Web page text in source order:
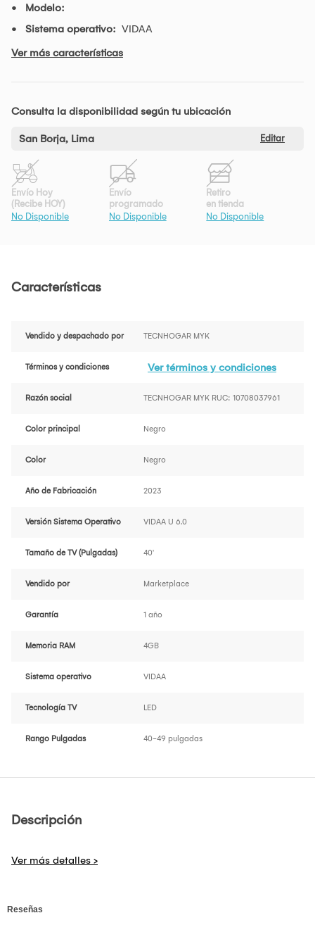
Modelo:
Sistema operativo: VIDAA
Ver más características
Consulta la disponibilidad según tu ubicación
San Borja, Lima Editar
Envío Hoy
(Recibe HOY)
No Disponible
Envío
programado
No Disponible
Retiro
en tienda
No Disponible
Características
Vendido y despachado por TECNHOGAR MYK
Términos y condiciones Ver términos y condiciones
Razón social TECNHOGAR MYK RUC: 10708037961
Color principal Negro
Color Negro
Año de Fabricación 2023
Versión Sistema Operativo VIDAA U 6.0
Tamaño de TV (Pulgadas) 40'
Vendido por Marketplace
Garantía 1 año
Memoria RAM 4GB
Sistema operativo VIDAA
Tecnología TV LED
Rango Pulgadas 40-49 pulgadas
Descripción